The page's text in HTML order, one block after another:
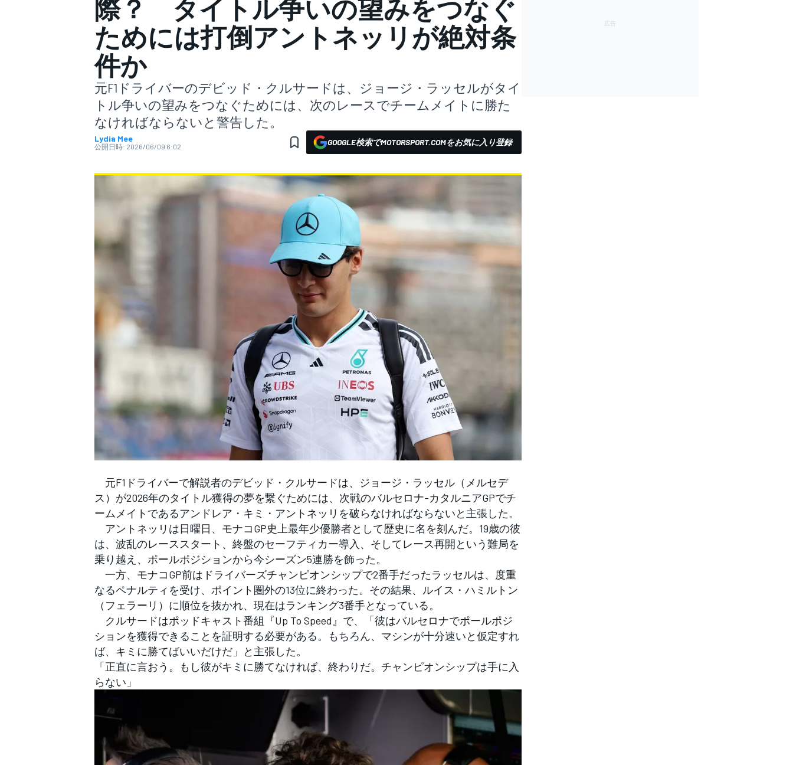
スーパーフォーミュラ
フォーミュラE
際？ タイトル争いの望みをつなぐ
ためには打倒アントネッリが絶対条
件か
元F1ドライバーのデビッド・クルサードは、ジョージ・ラッセルがタイ
トル争いの望みをつなぐためには、次のレースでチームメイトに勝た
なければならないと警告した。
Lydia Mee
公開日時: 2026/06/09 6:02 GOOGLE検索でMOTORSPORT.COMをお気に入り登録
元F1ドライバーで解説者のデビッド・クルサードは、ジョージ・ラッセル（メルセデ
ス）が2026年のタイトル獲得の夢を繋ぐためには、次戦のバルセロナ-カタルニアGPでチ
ームメイトであるアンドレア・キミ・アントネッリを破らなければならないと主張した。
アントネッリは日曜日、モナコGP史上最年少優勝者として歴史に名を刻んだ。19歳の彼
は、波乱のレーススタート、終盤のセーフティカー導入、そしてレース再開という難局を
乗り越え、ポールポジションから今シーズン5連勝を飾った。
一方、モナコGP前はドライバーズチャンピオンシップで2番手だったラッセルは、度重
なるペナルティを受け、ポイント圏外の13位に終わった。その結果、ルイス・ハミルトン
（フェラーリ）に順位を抜かれ、現在はランキング3番手となっている。
クルサードはポッドキャスト番組『Up To Speed』で、「彼はバルセロナでポールポジ
ションを獲得できることを証明する必要がある。もちろん、マシンが十分速いと仮定すれ
ば、キミに勝てばいいだけだ」と主張した。
「正直に言おう。もし彼がキミに勝てなければ、終わりだ。チャンピオンシップは手に入
らない」